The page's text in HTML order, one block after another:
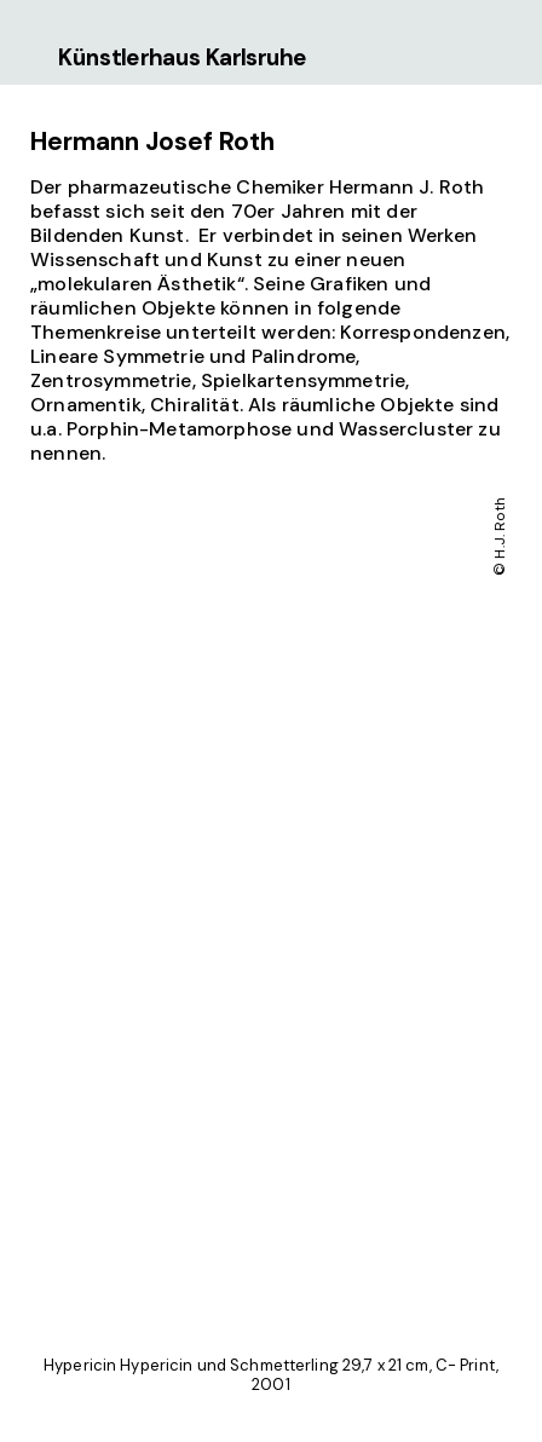
Künstlerhaus Karlsruhe
Hermann Josef Roth
Der pharmazeutische Chemiker Hermann J. Roth
befasst sich seit den 70er Jahren mit der
Bildenden Kunst. Er verbindet in seinen Werken
Wissenschaft und Kunst zu einer neuen
„molekularen Ästhetik“. Seine Grafiken und
räumlichen Objekte können in folgende
Themenkreise unterteilt werden: Korrespondenzen,
Lineare Symmetrie und Palindrome,
Zentrosymmetrie, Spielkartensymmetrie,
Ornamentik, Chiralität. Als räumliche Objekte sind
u.a. Porphin-Metamorphose und Wassercluster zu
nennen.
© H.J. Roth
Hypericin Hypericin und Schmetterling 29,7 x 21 cm, C- Print,
2001